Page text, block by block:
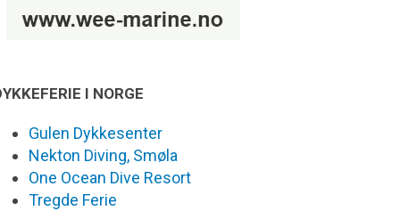
I NORGE
Gulen Dykkesenter
Nekton Diving, Smøla
One Ocean Dive Resort
Tregde Ferie